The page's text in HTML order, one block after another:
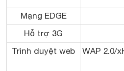
Mạng EDGE
Hỗ trợ 3G
Trình duyệt web
WAP 2.0/